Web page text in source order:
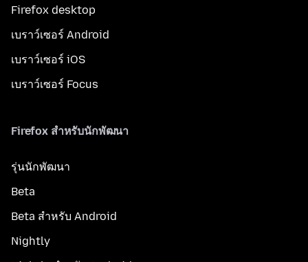
Firefox desktop
เบราว์เซอร์ Android
เบราว์เซอร์ iOS
เบราว์เซอร์ Focus
Firefox สำหรับนักพัฒนา
รุ่นนักพัฒนา
Beta
Beta สำหรับ Android
Nightly